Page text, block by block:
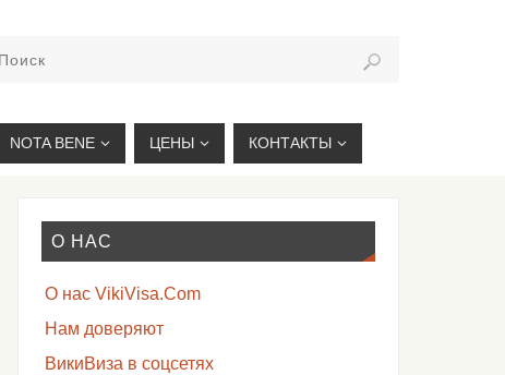
NOTA BENE ЦЕНЫ КОНТАКТЫ
О НАС
О нас VikiVisa.Com
Нам доверяют
ВикиВиза в соцсетях